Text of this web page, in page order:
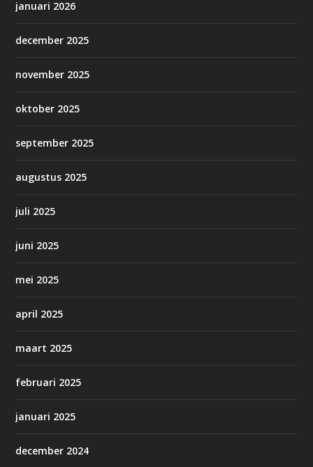
januari 2026
december 2025
november 2025
oktober 2025
september 2025
augustus 2025
juli 2025
juni 2025
mei 2025
april 2025
maart 2025
februari 2025
januari 2025
december 2024